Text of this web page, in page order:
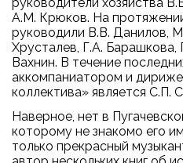
А.М. Крюков. На
руководили В.В. Данилов,
Хрусталев, Г.А.
Вахнин. В течение
аккомпаниатором и
коллектива» является С.П.
Наверное, нет в
которому не знакомо его
только прекрасный